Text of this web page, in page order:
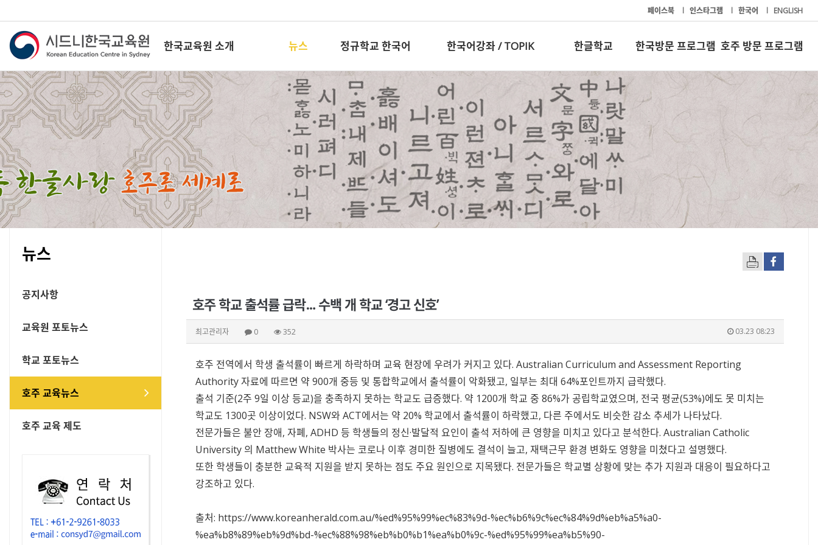
페이스북 l 인스타그램 l 한국어 l ENGLISH
한국교육원 소개 뉴스 정규학교 한국어 한국어강좌 / TOPIK 한글학교 한국방문 프로그램 호주 방문 프로그램
뉴스
공지사항
교육원 포토뉴스
학교 포토뉴스
호주 교육뉴스
호주 교육 제도
호주 학교 출석률 급락… 수백 개 학교 ‘경고 신호’
최고관리자 0 352 03.23 08:23
호주 전역에서 학생 출석률이 빠르게 하락하며 교육 현장에 우려가 커지고 있다. Australian Curriculum and Assessment Reporting
Authority자료에 따르면 약 900개 중등 및 통합학교에서 출석률이 악화됐고, 일부는 최대 64%포인트까지 급락했다.
출석 기준(2주 9일 이상 등교)을 충족하지 못하는 학교도 급증했다. 약 1200개 학교 중 86%가 공립학교였으며, 전국 평균(53%)에도 못 미치는
학교도 1300곳 이상이었다. NSW와 ACT에서는 약 20% 학교에서 출석률이 하락했고, 다른 주에서도 비슷한 감소 추세가 나타났다.
전문가들은 불안 장애, 자폐, ADHD 등 학생들의 정신·발달적 요인이 출석 저하에 큰 영향을 미치고 있다고 분석한다. Australian Catholic
University 의 Matthew White 박사는 코로나 이후 경미한 질병에도 결석이 늘고, 재택근무 환경 변화도 영향을 미쳤다고 설명했다.
또한 학생들이 충분한 교육적 지원을 받지 못하는 점도 주요 원인으로 지목됐다. 전문가들은 학교별 상황에 맞는 추가 지원과 대응이 필요하다고
강조하고 있다.
출처: https://www.koreanherald.com.au/%ed%95%99%ec%83%9d-%ec%b6%9c%ec%84%9d%eb%a5%a0-
%ea%b8%89%eb%9d%bd-%ec%88%98%eb%b0%b1%ea%b0%9c-%ed%95%99%ea%b5%90-